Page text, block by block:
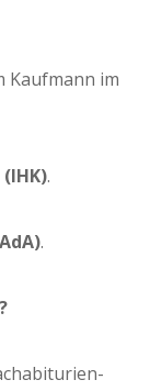
Kauf­mann im
.
.